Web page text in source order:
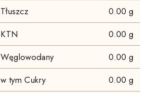
Tłuszcz
0.00 g
KTN
0.00 g
Węglowodany
0.00 g
w tym Cukry
0.00 g